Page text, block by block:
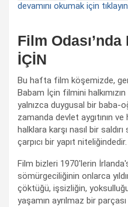
devamını okumak için tıklayın
Film
İÇİN
Bu hafta film köşemizde,
Babam İçin filmini
yalnızca duygusal bir baba-
zamanda devlet aygıtının
halklara karşı nasıl bir
çarpıcı bir yapıt niteliğindedir.
Film bizleri 1970'lerin
sömürgeciliğinin onlarca
çöktüğü, işsizliğin,
yaşamın ayrılmaz bir